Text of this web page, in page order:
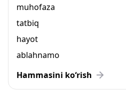
muhofaza
tatbiq
hayot
ablahnamo
Hammasini ko‘rish